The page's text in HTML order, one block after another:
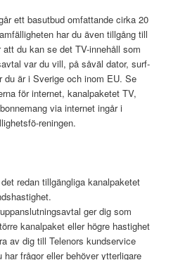
ett basutbud omfattande cirka 20
har du även tillgång till
du kan se det TV-innehåll som
var du vill, på såväl dator, surf-
är i Sverige och inom EU. Se
för internet, kanalpaketet TV,
via internet ingår i
reningen.
redan tillgängliga kanalpaketet
ger dig som
kanalpaket eller högre hastighet
av dig till Telenors kundservice
frågor eller behöver ytterligare